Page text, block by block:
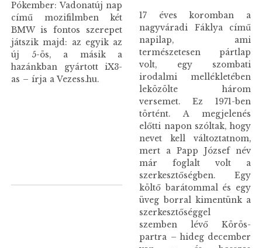
Pókember: Vadonatúj nap
című mozifilmben két
BMW is fontos szerepet
játszik majd: az egyik az
új 5-ös, a másik a
hazánkban gyártott iX3-
as – írja a Vezess.hu.
17 éves koromban a
nagyváradi Fáklya című
napilap, ami
természetesen pártlap
volt, egy szombati
irodalmi mellékletében
leközölte három
versemet. Ez 1971-ben
történt. A megjelenés
előtti napon szóltak, hogy
nevet kell változtatnom,
mert a Papp József név
már foglalt volt a
szerkesztőségben. Egy
költő barátommal és egy
üveg borral kimentünk a
szerkesztőséggel
szemben lévő Körös-
partra – hideg december